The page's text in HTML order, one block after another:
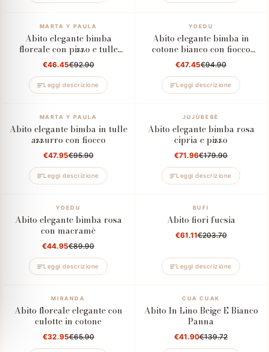
MARTA Y PAULA
Abito elegante bimba
floreale con pizzo e tulle
rosa
€46.45€92.90
Leggi descrizione
YOEDU
Abito elegante bimba in
cotone bianco con fiocco
verde
€47.45€94.90
Leggi descrizione
MARTA Y PAULA
Abito elegante bimba in tulle
azzurro con fiocco
€47.95€95.90
Leggi descrizione
JUJÙBEBÈ
Abito elegante bimba rosa
cipria e pizzo
€71.96€179.90
Leggi descrizione
YOEDU
Abito elegante bimba rosa
con macramè
€44.95€89.90
Leggi descrizione
BUFI
Abito fiori fucsia
€61.11€203.70
Leggi descrizione
MIRANDA
Abito floreale elegante con
culotte in cotone
€32.95€65.90
CUA CUAK
Abito In Lino Beige E Bianco
Panna
€41.90€139.72